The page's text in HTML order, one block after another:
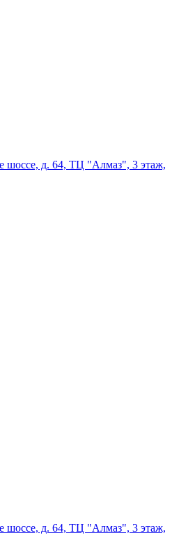
шоссе, д. 64, ТЦ "Алмаз", 3 этаж,
шоссе, д. 64, ТЦ "Алмаз", 3 этаж,